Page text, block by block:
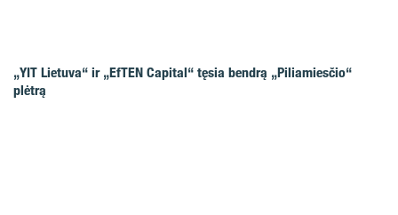
„YIT Lietuva“ ir „EfTEN Capital“ tęsia bendrą „Piliamiesčio“
plėtrą